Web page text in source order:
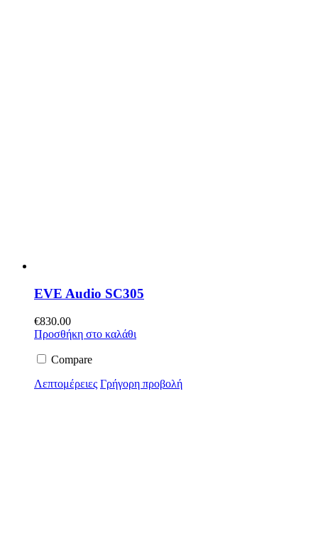
EVE Audio SC305
€830.00
Προσθήκη στο καλάθι
Compare
Λεπτομέρειες Γρήγορη προβολή